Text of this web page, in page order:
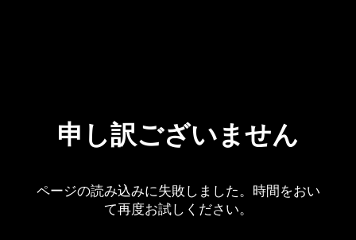
申し訳ございません
ページの読み込みに失敗しました。時間をおい
て再度お試しください。